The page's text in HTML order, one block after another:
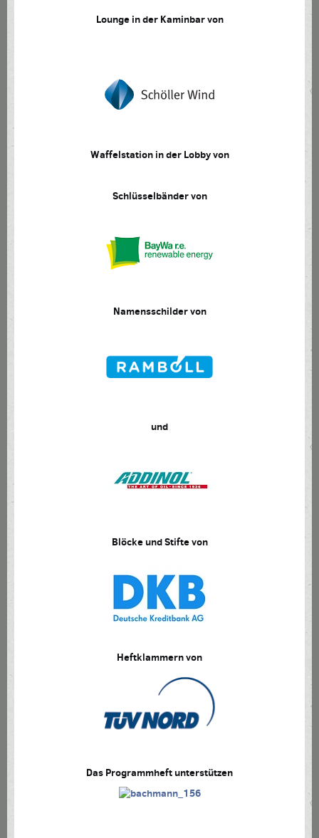
Lounge in der Kaminbar von
Waffelstation in der Lobby von
Schlüsselbänder von
Namensschilder von
und
Blöcke und Stifte von
Heftklammern von
Das Programmheft unterstützen